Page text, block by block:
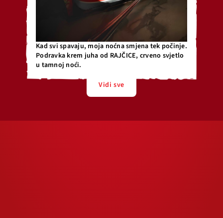
Kad svi spavaju, moja noćna smjena tek počinje.
Podravka krem juha od RAJČICE, crveno svjetlo
u tamnoj noći.
Vidi sve